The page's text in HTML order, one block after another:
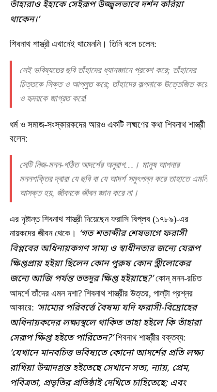
তাঁহারাও ইহাকে সেইরূপ উজ্জ্বলভাবে দর্শন করিয়া
থাকেন।’
শিবনাথ শাস্ত্রী এখানেই থামেননি। তিনি বলে চলেন:
সেই ভবিষ্যতের ছবি তাঁহাদের ধ্যানজ্ঞানে প্রবেশ করে; তাঁহাদের
চিত্তকে সিক্ত ও আপ্লুত করে; তাঁহাদের কল্পনাকে উত্তেজিত করে
ও হৃদয়কে জাগ্রত করে!
ধর্ম ও সমাজ-সংস্কারকদের আরও একটি লক্ষ্মণের কথা শিবনাথ শাস্ত্রী
বলেন:
সেটি নিজ-মনন-গঠিত আদর্শের অনুরাগ…। মানুষ আপনার
মননশক্তির দ্বারা যে ছবি বা যে আদর্শ সমুৎপন্ন করে তাহাতে এমনি
আসক্ত হয়, জীবনকে জীবন জ্ঞান করে না।
এর দৃষ্টান্ত শিবনাথ শাস্ত্রী দিয়েছেন ফরাসি বিপ্লব (১৭৮৯)-এর
নায়কদের জীবন থেকে। ‘গত শতাব্দীর শেষভাগে ফরাসী
বিপ্লবের অধিনায়কগণ সাম্য ও স্বাধীনতার জন্যে যেরূপ
ক্ষিপ্তপ্রায় হইয়া ছিলেন কোন পুরুষ কোন স্ত্রীলোকের
জন্যে আজি পর্যন্ত ততদূর ক্ষিপ্ত হইয়াছে?’কোন্‌ মনন-রচিত
আদর্শে তাঁদের এমন দশা? শিবনাথ শাস্ত্রীর উত্তর, পাল্‌টা প্রশ্নর
আকারে: ‘সাম্যের পরিবর্ত্তে বৈষম্য যদি ফরাসী-বিদ্রোহের
অধিনায়কদের লক্ষ্যস্থলে থাকিত তাহা হইলে কি তাঁহারা
সেরূপ ক্ষিপ্ত হইতে পারিতেন?’শিবনাথ শাস্ত্রীর বক্তব্য:
‘যেখানে মানবচিত্ত ভবিষ্যতে কোনো আদর্শের প্রতি লক্ষ্য
রাখিয়া উন্মাদগ্রস্ত হইতেছে সেখানে সত্য, ন্যায়, প্রেম,
পবিত্রতা, প্রভৃতির প্রতিষ্ঠাই দেখিতে চাহিতেছে; এবং